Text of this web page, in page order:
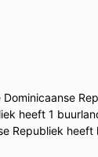
heeft 1
Republiek